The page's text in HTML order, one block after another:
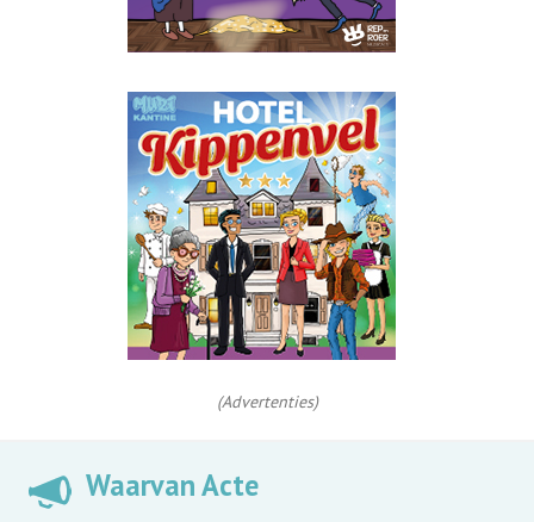
(Advertenties)
Waarvan Acte